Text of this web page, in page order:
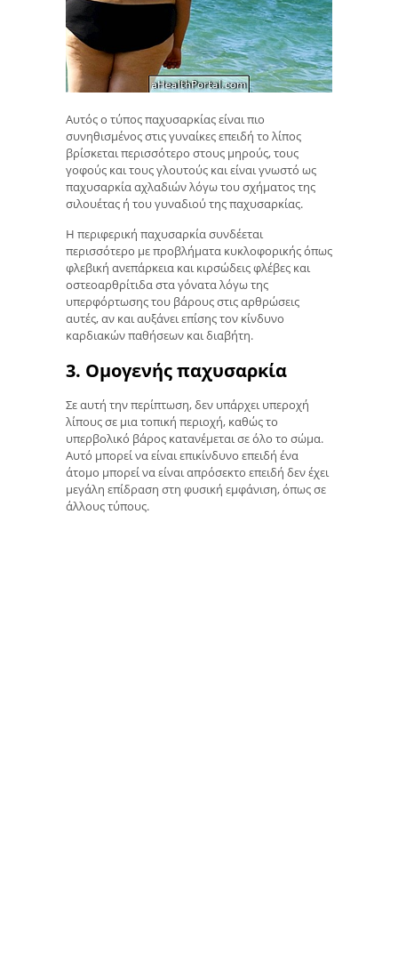
Αυτός ο τύπος παχυσαρκίας είναι πιο
συνηθισμένος στις γυναίκες επειδή το λίπος
βρίσκεται περισσότερο στους μηρούς, τους
γοφούς και τους γλουτούς και είναι γνωστό ως
παχυσαρκία αχλαδιών λόγω του σχήματος της
σιλουέτας ή του γυναδιού της παχυσαρκίας.
Η περιφερική παχυσαρκία συνδέεται
περισσότερο με προβλήματα κυκλοφορικής όπως
φλεβική ανεπάρκεια και κιρσώδεις φλέβες και
οστεοαρθρίτιδα στα γόνατα λόγω της
υπερφόρτωσης του βάρους στις αρθρώσεις
αυτές, αν και αυξάνει επίσης τον κίνδυνο
καρδιακών παθήσεων και διαβήτη.
3. Ομογενής παχυσαρκία
Σε αυτή την περίπτωση, δεν υπάρχει υπεροχή
λίπους σε μια τοπική περιοχή, καθώς το
υπερβολικό βάρος κατανέμεται σε όλο το σώμα.
Αυτό μπορεί να είναι επικίνδυνο επειδή ένα
άτομο μπορεί να είναι απρόσεκτο επειδή δεν έχει
μεγάλη επίδραση στη φυσική εμφάνιση, όπως σε
άλλους τύπους.